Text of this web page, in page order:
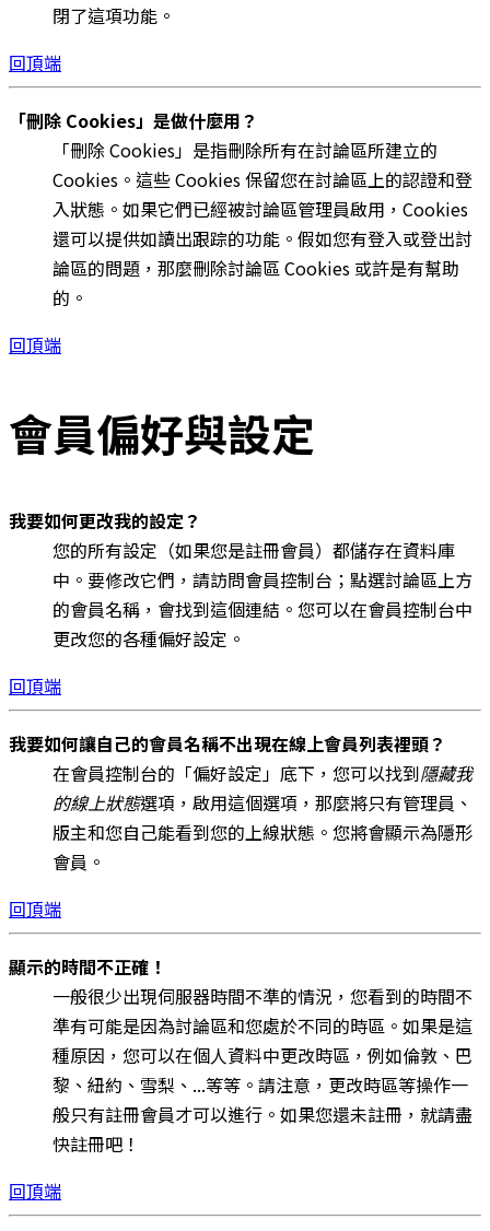
閉了這項功能。
回頂端
「刪除 Cookies」是做什麼用？
「刪除 Cookies」是指刪除所有在討論區所建立的
Cookies。這些 Cookies 保留您在討論區上的認證和登
入狀態。如果它們已經被討論區管理員啟用，Cookies
還可以提供如讀出跟踪的功能。假如您有登入或登出討
論區的問題，那麼刪除討論區 Cookies 或許是有幫助
的。
回頂端
會員偏好與設定
我要如何更改我的設定？
您的所有設定（如果您是註冊會員）都儲存在資料庫
中。要修改它們，請訪問會員控制台；點選討論區上方
的會員名稱，會找到這個連結。您可以在會員控制台中
更改您的各種偏好設定。
回頂端
我要如何讓自己的會員名稱不出現在線上會員列表裡頭？
在會員控制台的「偏好設定」底下，您可以找到隱藏我
的線上狀態選項，啟用這個選項，那麼將只有管理員、
版主和您自己能看到您的上線狀態。您將會顯示為隱形
會員。
回頂端
顯示的時間不正確！
一般很少出現伺服器時間不準的情況，您看到的時間不
準有可能是因為討論區和您處於不同的時區。如果是這
種原因，您可以在個人資料中更改時區，例如倫敦、巴
黎、紐約、雪梨、...等等。請注意，更改時區等操作一
般只有註冊會員才可以進行。如果您還未註冊，就請盡
快註冊吧！
回頂端